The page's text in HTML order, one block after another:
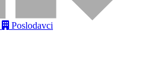
Poslodavci